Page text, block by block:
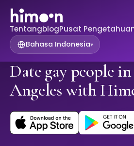
TentangblogPusat
Bahasa Indonesia▾
Date gay people
Angeles with